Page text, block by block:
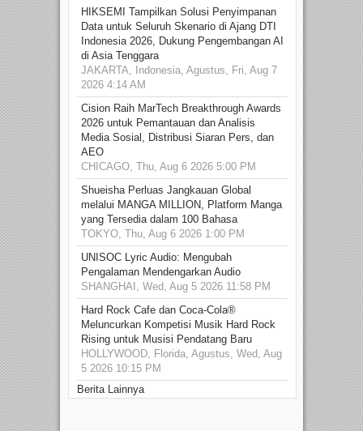
HIKSEMI Tampilkan Solusi Penyimpanan
Data untuk Seluruh Skenario di Ajang DTI
Indonesia 2026, Dukung Pengembangan AI
di Asia Tenggara
JAKARTA, Indonesia, Agustus, Fri, Aug 7
2026 4:14 AM
Cision Raih MarTech Breakthrough Awards
2026 untuk Pemantauan dan Analisis
Media Sosial, Distribusi Siaran Pers, dan
AEO
CHICAGO, Thu, Aug 6 2026 5:00 PM
Shueisha Perluas Jangkauan Global
melalui MANGA MILLION, Platform Manga
yang Tersedia dalam 100 Bahasa
TOKYO, Thu, Aug 6 2026 1:00 PM
UNISOC Lyric Audio: Mengubah
Pengalaman Mendengarkan Audio
SHANGHAI, Wed, Aug 5 2026 11:58 PM
Hard Rock Cafe dan Coca-Cola®
Meluncurkan Kompetisi Musik Hard Rock
Rising untuk Musisi Pendatang Baru
HOLLYWOOD, Florida, Agustus, Wed, Aug
5 2026 10:15 PM
Berita Lainnya